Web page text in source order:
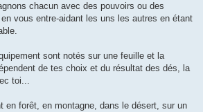
chacun avec des pouvoirs ou des
vous entre-aidant les uns les autres en étant
sont notés sur une feuille et la
de tes choix et du résultat des dés, la
toi...
en forêt, en montagne, dans le désert, sur un